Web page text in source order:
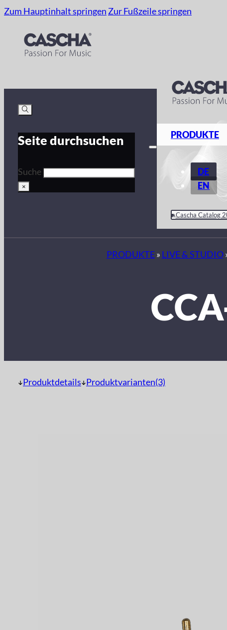
Zum Hauptinhalt springen Zur Fußzeile springen
Seite durchsuchen
Suche
×
PRODUKTE
DE
EN
Cascha Catalog
PRODUKTE» LIVE & STUDIO
Produktdetails Produktvarianten(3)